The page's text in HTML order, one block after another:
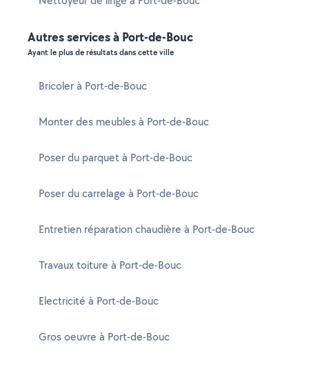
Autres services à Port-de-Bouc
Ayant le plus de résultats dans cette ville
Bricoler à Port-de-Bouc
Monter des meubles à Port-de-Bouc
Poser du parquet à Port-de-Bouc
Poser du carrelage à Port-de-Bouc
Entretien réparation chaudière à Port-de-Bouc
Travaux toiture à Port-de-Bouc
Electricité à Port-de-Bouc
Gros oeuvre à Port-de-Bouc